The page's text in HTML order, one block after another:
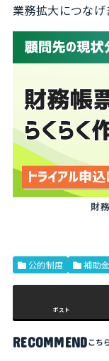
業務拡大につなげ
財
公的制度 補助金
ポスト
RECOMMEND